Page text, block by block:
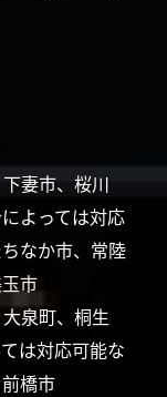
妻市、桜川
よっては対応
なか市、常陸
市
泉町、桐生
は対応可能な
橋市